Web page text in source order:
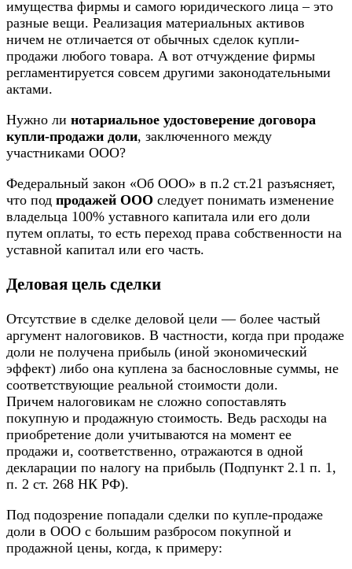
имущества фирмы и самого юридического лица – это
разные вещи. Реализация материальных активов
ничем не отличается от обычных сделок купли-
продажи любого товара. А вот отчуждение фирмы
регламентируется совсем другими законодательными
актами.
Нужно ли нотариальное удостоверение договора
купли-продажи доли, заключенного между
участниками ООО?
Федеральный закон «Об ООО» в п.2 ст.21 разъясняет,
что под продажей ООО следует понимать изменение
владельца 100% уставного капитала или его доли
путем оплаты, то есть переход права собственности на
уставной капитал или его часть.
Деловая цель сделки
Отсутствие в сделке деловой цели — более частый
аргумент налоговиков. В частности, когда при продаже
доли не получена прибыль (иной экономический
эффект) либо она куплена за баснословные суммы, не
соответствующие реальной стоимости доли.
Причем налоговикам не сложно сопоставлять
покупную и продажную стоимость. Ведь расходы на
приобретение доли учитываются на момент ее
продажи и, соответственно, отражаются в одной
декларации по налогу на прибыль (Подпункт 2.1 п. 1,
п. 2 ст. 268 НК РФ).
Под подозрение попадали сделки по купле-продаже
доли в ООО с большим разбросом покупной и
продажной цены, когда, к примеру: